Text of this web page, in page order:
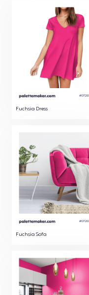
Fuchsia Dress
Fuchsia Sofa